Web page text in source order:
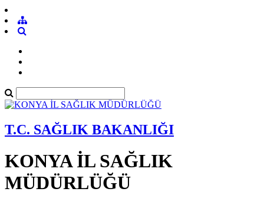
T.C. SAĞLIK BAKANLIĞI
KONYA İL SAĞLIK
MÜDÜRLÜĞÜ